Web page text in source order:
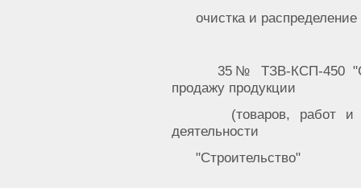
очистка и
35№ ТЗВ-КСП-450
продажу продукции
(товаров, работ
деятельности
"Строительство"